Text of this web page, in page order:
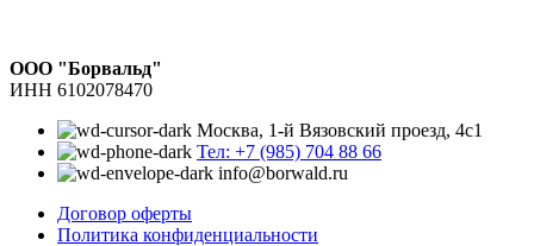
ООО "Борвальд"
ИНН 6102078470
Москва, 1-й Вязовский проезд, 4с1
Тел: +7 (985) 704 88 66
info@borwald.ru
Договор оферты
Политика конфиденциальности